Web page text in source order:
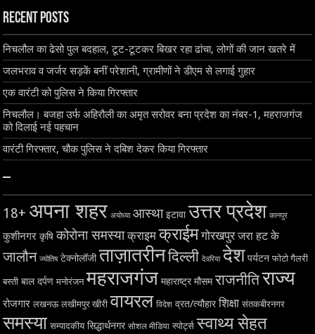
Recent Posts
निचलौल का ढेसो पुल बदहाल, टूट-टूटकर बिखर रहा ढांचा, लोगों की जान खतरे में
जलभराव व जर्जर सड़कें बनीं परेशानी, ग्रामीणों ने डीएम से लगाई गुहार
एक वारंटी को पुलिस ने किया गिरफ्तार
निचलौल। बजहा उर्फ अहिरौली का अमृत सरोवर बना प्रदेश का नंबर-1, महराजगंज
को दिलाई नई पहचान
वारंटी गिरफ्तार, चौक पुलिस ने दबिश देकर किया गिरफ्तार
–
18+ अपना शहर अयोध्या आस्था इटावा उत्तर प्रदेश कानपुर
कुशीनगर कृषि कोरोना समस्या क्राइम क्राईम गोरखपुर जरा हट के
जालौन ज्योतिष टेक्नोलॉजी ताज़ातरीनदिल्ली देवरिया देश पर्यटन फोटो गैलरी
बस्ती बाल दर्पण मनोरंजन महराजगंज महाराष्ट्र मौसम राजनीतिराज्य
रोजगार लखनऊ लखीमपुर खीरी वायरल विदेश व्रत/त्यौहार शिक्षा संतकबीरनगर
समस्या सम्पादकीय सिद्धार्थनगर सोशल मीडिया स्पोर्ट्स स्वाथ्य सेहत